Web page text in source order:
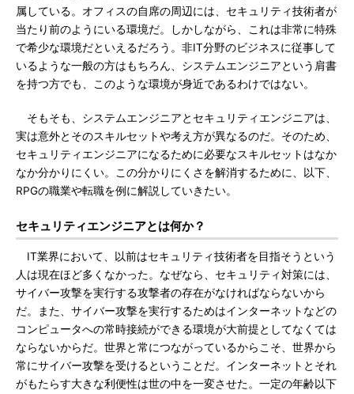
属している。オフィスの自席の周辺には、セキュリティ技術者が
当たり前のようにいる環境だ。しかしながら、これは非常に特殊
で希少な環境だといえるだろう。非IT分野のビジネスに従事して
いるような一般の方はもちろん、システムエンジニアという肩書
を持つ方でも、このような環境が身近であるわけではない。
そもそも、システムエンジニアとセキュリティエンジニアは、
実は意外とそのスキルセットや考え方が異なるのだ。そのため、
セキュリティエンジニアになるために必要なスキルセットはなか
なか分かりにくい。この分かりにくさを解消するために、以下、
RPGの職業や転職を例に解説していきたい。
セキュリティエンジニアとは何か？
IT業界において、以前はセキュリティ技術者を目指そうという
人は現在ほど多くなかった。なぜなら、セキュリティ対策には、
サイバー攻撃を実行する攻撃者の存在がなければならないから
だ。また、サイバー攻撃を実行するためはインターネットなどの
コンピュータへの常時接続ができる環境が大前提としてなくては
ならないからだ。世界と常につながっているからこそ、世界から
常にサイバー攻撃を受けるということだ。インターネットとそれ
がもたらす大きな利便性は世の中を一変させた。一定の年齢以下